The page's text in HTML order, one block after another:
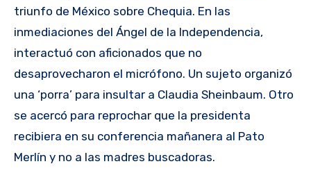
triunfo de México sobre Chequia. En las
inmediaciones del Ángel de la Independencia,
interactuó con aficionados que no
desaprovecharon el micrófono. Un sujeto organizó
una ‘porra’ para insultar a Claudia Sheinbaum. Otro
se acercó para reprochar que la presidenta
recibiera en su conferencia mañanera al Pato
Merlín y no a las madres buscadoras.